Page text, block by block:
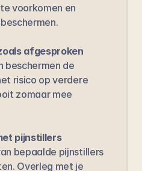
voorkomen en
afgesproken
beschermen de
risico op verdere
zomaar mee
pijnstillers
bepaalde pijnstillers
Overleg met je